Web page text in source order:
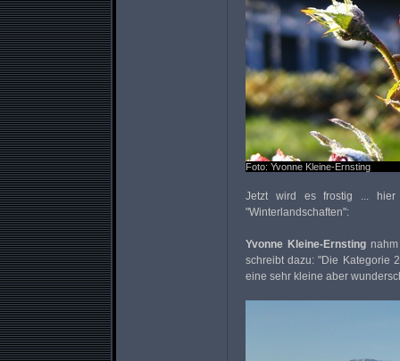
Foto: Yvonne Kleine-Ernsting
Jetzt wird es frostig ...
"Winterlandschaften":
Yvonne Kleine-Ernsting
schreibt dazu: "Die Kategorie
eine sehr kleine aber